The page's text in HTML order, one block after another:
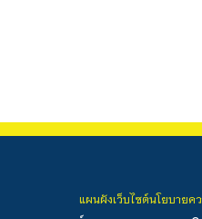
แผนผังเว็บไซต์นโยบายค